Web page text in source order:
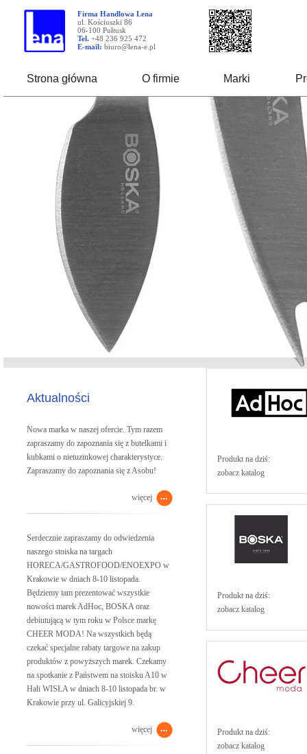
Firma Handlowa Lena
ul. Kościuszki 86
06-100 Pułtusk
Tel. +48 236 925 472
E-mail: biuro@lena-e.pl
Strona główna O firmie Marki
Aktualności
Nowa marka w naszej ofercie. Tym razem
zapraszamy do zapoznania się z butelkami i
kubkami o nietuzinkowej charakterystyce.
Zapraszamy do zapoznania się z Asobu!
więcej
Serdecznie zapraszamy do odwiedzenia
naszego stoiska na targach
HORECA/GASTROFOOD/ENOEXPO w
Krakowie w dniach 8-10 listopada.
Będziemy tam prezentować wszystkie
nowości marek AdHoc, BOSKA oraz
debiutującą w tym roku w Polsce markę
CHEER MODA! Na wszystkich będą
czekać specjalne rabaty targowe na zakup
produktów z powyższych marek. Czekamy
na spotkanie z Państwem na stoisku A10 w
Hali WISŁA w dniach 8-10 listopada br. w
Krakowie przy ul. Galicyjskiej 9.
więcej
Produkt na dziś:
zobacz katalog
Produkt na dziś:
zobacz katalog
Produkt na dziś:
zobacz katalog